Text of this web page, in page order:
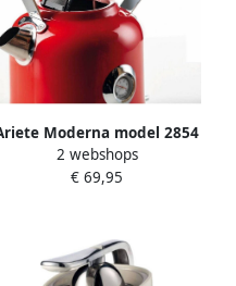
Moderna model 2854
1 7L rood waterkoker
2 webshops
€ 69,95